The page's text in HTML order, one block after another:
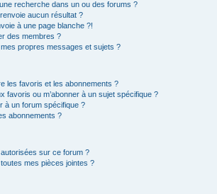
recherche dans un ou des forums ?
aucun résultat ?
à une page blanche ?!
des membres ?
propres messages et sujets ?
les favoris et les abonnements ?
favoris ou m’abonner à un sujet spécifique ?
à un forum spécifique ?
abonnements ?
sur ce forum ?
mes pièces jointes ?